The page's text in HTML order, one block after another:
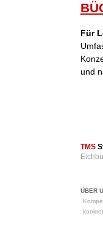
Für
und
TMS
ÜBER